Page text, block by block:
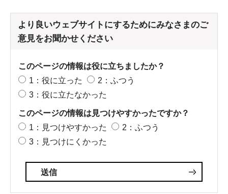
より良いウェブサイトにするためにみなさまのご
意見をお聞かせください
このページの情報は役に立ちましたか？
1：役に立った
2：ふつう
3：役に立たなかった
このページの情報は見つけやすかったですか？
1：見つけやすかった
2：ふつう
3：見つけにくかった